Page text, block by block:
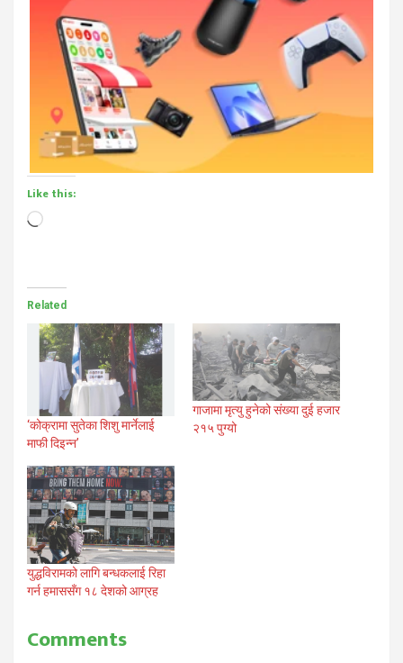
Like this:
Loading…
Related
‘कोक्रामा सुतेका शिशु मार्नेलाई
माफी दिइन्न’
गाजामा मृत्यु हुनेको संख्या दुई हजार
२१५ पुग्यो
युद्धविरामको लागि बन्धकलाई रिहा
गर्न हमाससँग १८ देशको आग्रह
Comments